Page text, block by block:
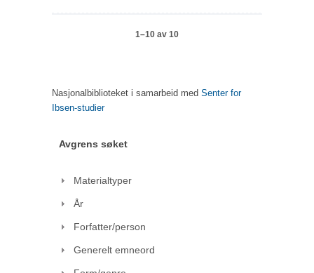
1–10 av 10
Nasjonalbiblioteket i samarbeid med Senter for
Ibsen-studier
Avgrens søket
Materialtyper
År
Forfatter/person
Generelt emneord